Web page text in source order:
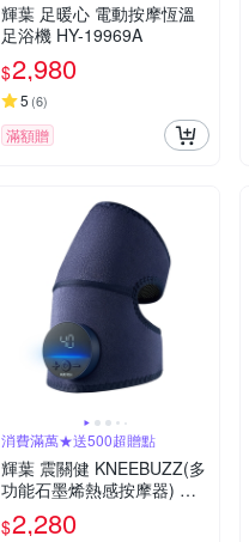
輝葉 足暖心 電動按摩恆溫
足浴機 HY-19969A
$2,980
5 (6)
滿額贈
消費滿萬★送500超贈點
輝葉 震關健 KNEEBUZZ(多
功能石墨烯熱感按摩器) 關
節按摩 膝蓋按摩 HY-762
$2,280